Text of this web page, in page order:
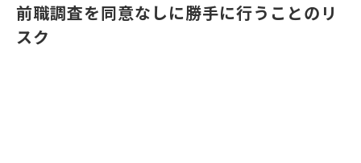
前職調査を同意なしに勝手に行うことのリ
スク